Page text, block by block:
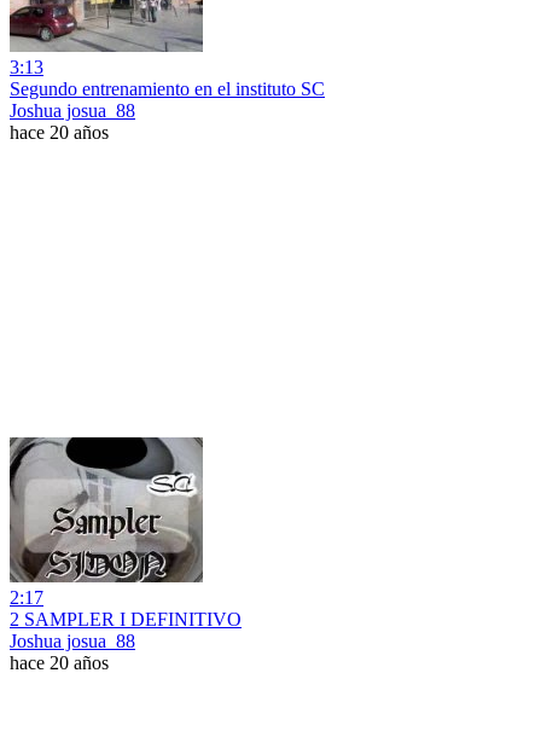
3:13
Segundo entrenamiento en el instituto SC
Joshua josua_88
hace 20 años
2:17
2 SAMPLER I DEFINITIVO
Joshua josua_88
hace 20 años